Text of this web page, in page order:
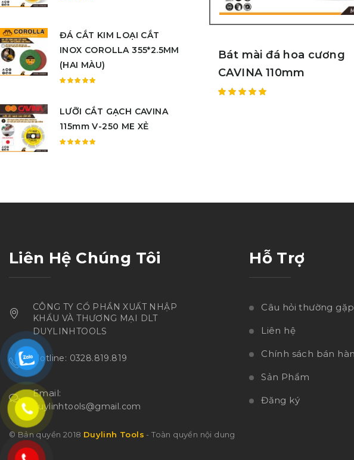
Bát mài đá hoa cương
CAVINA 110mm
5.005
sao
ĐÁ CẮT KIM LOẠI CẮT
INOX COROLLA 355*2.5MM
(HAI MÀU)
hạng
5.00
LƯỠI CẮT GẠCH CAVINA
115mm V-250 ME XẺ
Liên Hệ Chúng Tôi
CÔNG TY CỔ PHẦN XUẤT NHẬP
KHẨU VÀ THƯƠNG MẠI DLT
DUYLINHTOOLS
Hotline: 0328.819.819
Email:
duylinhtools@gmail.com
Hỗ Trợ
Câu hỏi thường gặp
Liên hệ
Chính sách bán
Sản Phẩm
Đăng ký
© Bản quyền 2018 Duylinh Tools - Toàn quyền nội dung